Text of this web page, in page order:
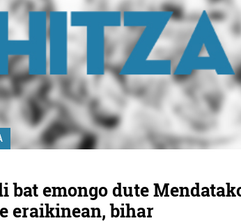
bat emongo dute
eraikinean, bihar